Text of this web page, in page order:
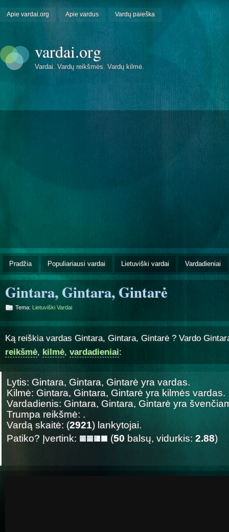
Apie vardai.org Apie vardus Vardų paieška
vardai.org
Vardai. Vardų reikšmės. Vardų kilmė.
Pradžia Populiariausi vardai Lietuviški vardai Vardadieniai
Gintara, Gintara, Gintarė
Tema: Lietuviški Vardai
Ką reiškia vardas Gintara, Gintara, Gintarė ? Vardo
reikšmė, kilmė, vardadieniai:
Lytis: Gintara, Gintara, Gintarė yra vardas.
Kilmė: Gintara, Gintara, Gintarė yra kilmės vardas.
Vardadienis: Gintara, Gintara, Gintarė yra
Trumpa reikšmė: .
Vardą skaitė: (2921) lankytojai.
Patiko? Įvertink:
(50 balsų, vidurkis: 2.88)